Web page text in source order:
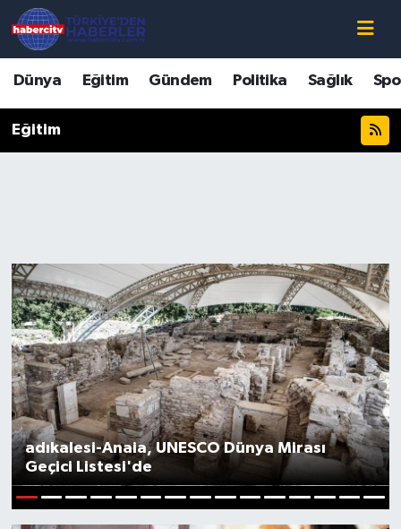
Dünya Eğitim Gündem Politika Sağlık
Eğitim
adıkalesi-Anaia, UNESCO Dünya Mirası
Geçici Listesi'de
Hava Durumu
Tüm Manşetler
Son Dakika Haberleri
Haber Arşivi